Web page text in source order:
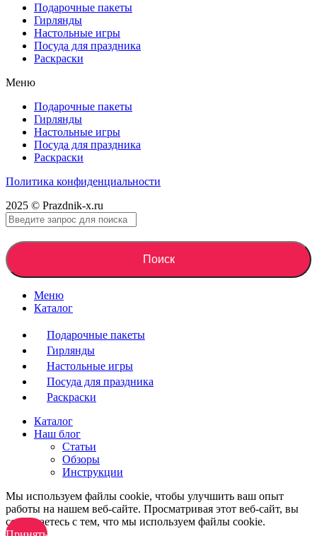
Подарочные пакеты
Гирлянды
Настольные игры
Посуда для праздника
Раскраски
Меню
Подарочные пакеты
Гирлянды
Настольные игры
Посуда для праздника
Раскраски
Политика конфиденциальности
2025 © Prazdnik-x.ru
Поиск
Меню
Каталог
Подарочные пакеты
Гирлянды
Настольные игры
Посуда для праздника
Раскраски
Каталог
Наш блог
Статьи
Обзоры
Инструкции
Мы используем файлы cookie, чтобы улучшить ваш опыт
работы на нашем веб-сайте. Просматривая этот веб-сайт, вы
соглашаетесь с тем, что мы используем файлы cookie.